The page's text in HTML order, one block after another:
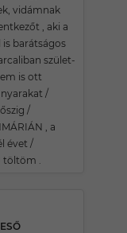
vidámnak
, aki a
barátságos
szület-
is ott
/
/
, a
évet /
töltöm .